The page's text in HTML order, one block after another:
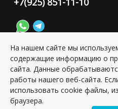
Конфиденциальность
Copyright © 2026 ИП Григорьян
501703338416
На нашем сайте мы
содержащие информацию о
сайта. Данные
работы нашего веб-сайта.
использовать cookie файлы,
браузера.